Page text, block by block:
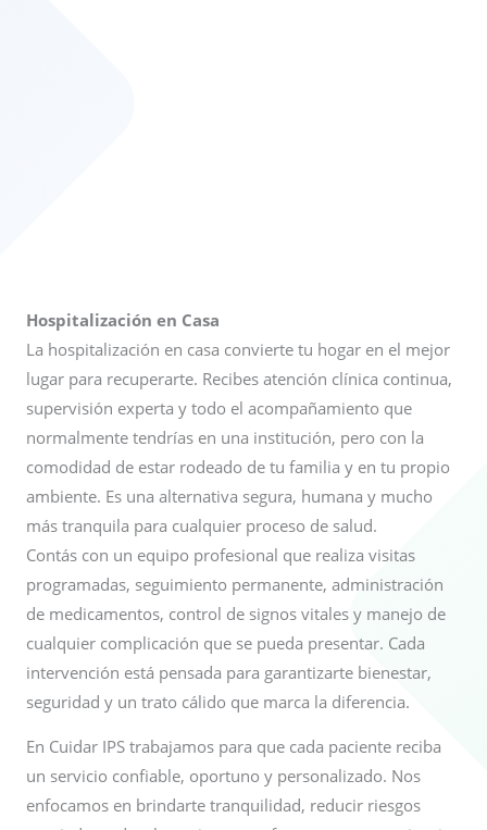
Hospitalización en Casa
La hospitalización en casa convierte tu hogar en el mejor
lugar para recuperarte. Recibes atención clínica continua,
supervisión experta y todo el acompañamiento que
normalmente tendrías en una institución, pero con la
comodidad de estar rodeado de tu familia y en tu propio
ambiente. Es una alternativa segura, humana y mucho
más tranquila para cualquier proceso de salud.
Contás con un equipo profesional que realiza visitas
programadas, seguimiento permanente, administración
de medicamentos, control de signos vitales y manejo de
cualquier complicación que se pueda presentar. Cada
intervención está pensada para garantizarte bienestar,
seguridad y un trato cálido que marca la diferencia.
En Cuidar IPS trabajamos para que cada paciente reciba
un servicio confiable, oportuno y personalizado. Nos
enfocamos en brindarte tranquilidad, reducir riesgos